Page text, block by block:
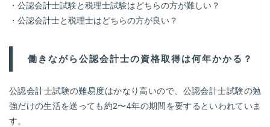
・公認会計士試験と税理士試験はどちらの方が難しい？
・公認会計士と税理士はどちらの方が良い？
働きながら公認会計士の資格取得は何年かかる？
公認会計士試験の難易度はかなり高いので、公認会計士試験の勉
強だけの生活を送っても約2〜4年の期間を要するといわれていま
す。